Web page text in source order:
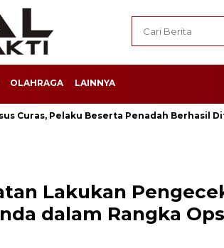
OLAHRAGA LAINNYA
Curas, Pelaku Beserta Penadah Berhasil
Lakukan
dalam Rangka Ops